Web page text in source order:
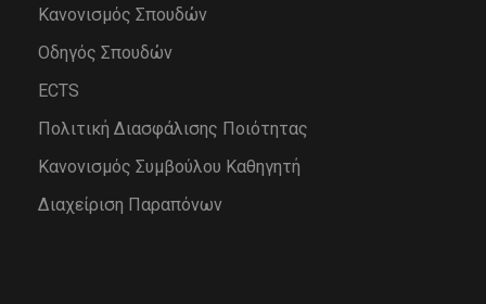
Κανονισμός Σπουδών
Οδηγός Σπουδών
ECTS
Πολιτική Διασφάλισης Ποιότητας
Κανονισμός Συμβούλου Καθηγητή
Διαχείριση Παραπόνων